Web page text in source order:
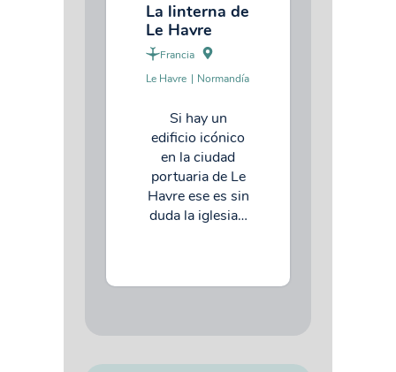
La linterna de
Le Havre
Francia
Le Havre | Normandía
Si hay un
edificio icónico
en la ciudad
portuaria de Le
Havre ese es sin
duda la iglesia…